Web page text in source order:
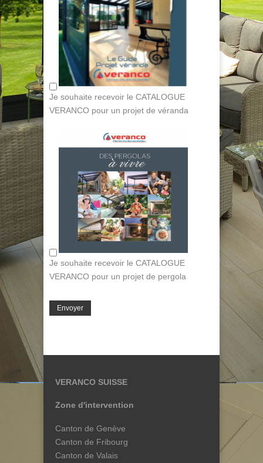
Je souhaite recevoir le CATALOGUE
VERANCO pour un projet de véranda
Je souhaite recevoir le CATALOGUE
VERANCO pour un projet de pergola
VERANCO SUISSE
Zone d'intervention
Canton de Genève
Canton de Fribourg
Canton de Valais